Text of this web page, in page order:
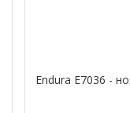
Endura E7036 -